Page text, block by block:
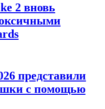
2 вновь
представили
с помощью